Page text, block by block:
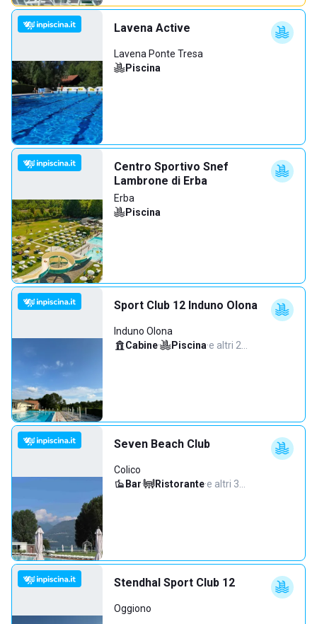
Lavena Active
Lavena Ponte Tresa
Piscina
Centro Sportivo Snef
Lambrone di Erba
Erba
Piscina
Sport Club 12 Induno Olona
Induno Olona
Cabine· Piscina·e altri 2…
Seven Beach Club
Colico
Bar· Ristorante·e altri 3…
Stendhal Sport Club 12
Oggiono